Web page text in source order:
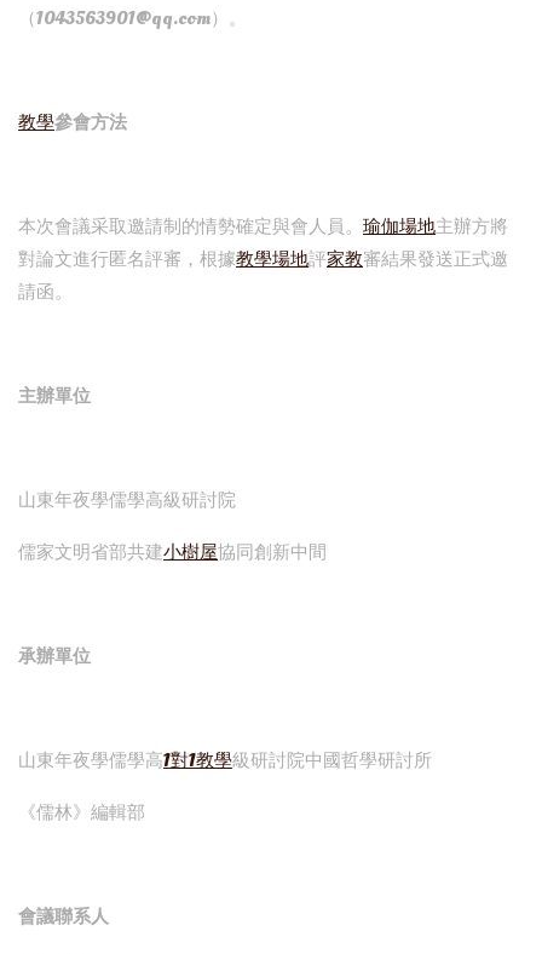
（1043563901@qq.com）。
教學參會方法
本次會議采取邀請制的情勢確定與會人員。 瑜伽場地主辦方將
對論文進行匿名評審，根據教學場地評家教審結果發送正式邀
請函。
主辦單位
山東年夜學儒學高級研討院
儒家文明省部共建小樹屋協同創新中間
承辦單位
山東年夜學儒學高1對1教學級研討院中國哲學研討所
《儒林》編輯部
會議聯系人